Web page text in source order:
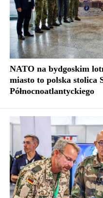
NATO na bydgoskim
miasto to polska stolica
Północnoatlantyckiego